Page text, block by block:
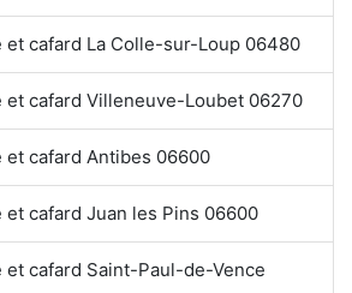
et cafard La Colle-sur-Loup 06480
et cafard Villeneuve-Loubet 06270
cafard Antibes 06600
cafard Juan les Pins 06600
cafard Saint-Paul-de-Vence